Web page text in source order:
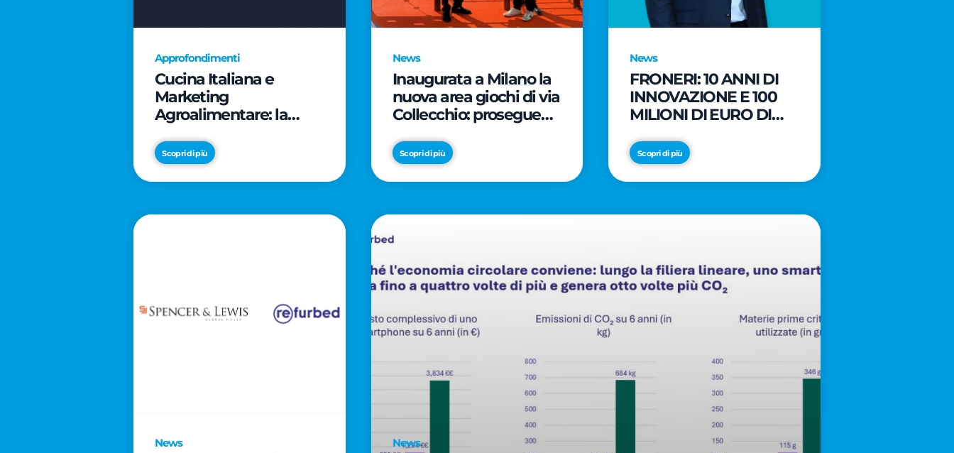
Approfondimenti
Cucina Italiana e
Marketing
Agroalimentare: la
milioni per trasformare
la tavola in asset
geopolitico
Scopri di più
News
Inaugurata a Milano la
nuova area giochi di via
Collecchio: prosegue
SmartCityLife per gli
spazi pubblici del
Municipio 8
Scopri di più
News
FRONERI: 10 ANNI DI
INNOVAZIONE E 100
MILIONI DI EURO DI
PER LO SVILUPPO DEL
MERCATO ITALIANO
DEL GELATO
Scopri di più
News News